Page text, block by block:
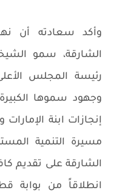
وأكد سعادته أن
الشارقة، سمو
رئيسة المجلس
وجهود سموها
إنجازات ابنة
مسيرة التنمية
الشارقة على تقديم
انطلاقاً من بوابة